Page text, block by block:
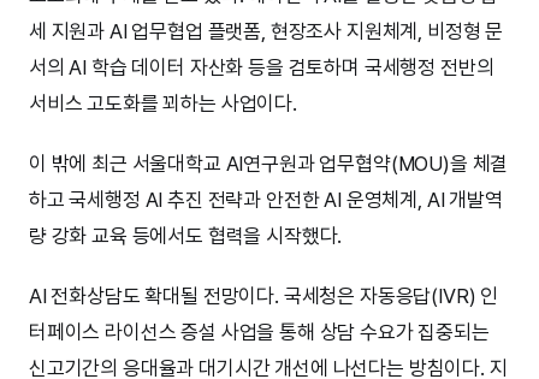
세 지원과 AI 업무협업 플랫폼, 현장조사 지원체계, 비정형 문
서의 AI 학습 데이터 자산화 등을 검토하며 국세행정 전반의
서비스 고도화를 꾀하는 사업이다.
이 밖에 최근 서울대학교 AI연구원과 업무협약(MOU)을 체결
하고 국세행정 AI 추진 전략과 안전한 AI 운영체계, AI 개발역
량 강화 교육 등에서도 협력을 시작했다.
AI 전화상담도 확대될 전망이다. 국세청은 자동응답(IVR) 인
터페이스 라이선스 증설 사업을 통해 상담 수요가 집중되는
신고기간의 응대율과 대기시간 개선에 나선다는 방침이다. 지